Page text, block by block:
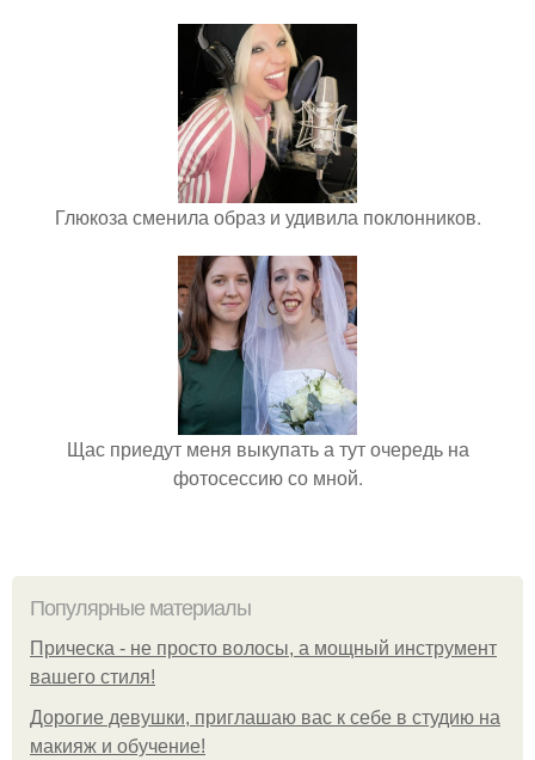
Глюкоза сменила образ и удивила поклонников.
Щас приедут меня выкупать а тут очередь на
фотосессию со мной.
Популярные материалы
Прическа - не просто волосы, а мощный инструмент
вашего стиля!
Дорогие девушки, приглашаю вас к себе в студию на
макияж и обучение!